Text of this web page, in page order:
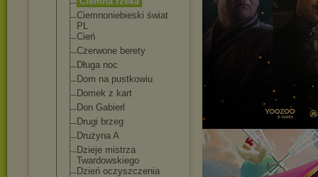
Ciemnoniebieski świat
PL
Cień
Czerwone berety
Długa noc
Dom na pustkowiu
Domek z kart
Don Gabierl
Drugi brzeg
Drużyna A
Dzieje mistrza
Twardowskiego
Dzień oczyszczenia